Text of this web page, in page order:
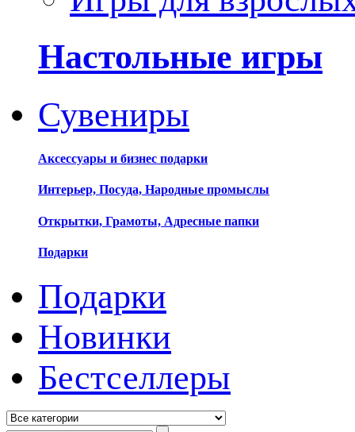
Настольные игры
Сувениры
Аксессуары и бизнес подарки
Интерьер, Посуда, Народные промыслы
Открытки, Грамоты, Адресные папки
Подарки
Подарки
Новинки
Бестселлеры